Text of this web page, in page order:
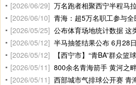
[2026/06/29] 万名跑者相聚西宁半程马
[2026/06/10] 青海：超5万名职工参与
[2026/05/25] 公布体育场地统计数据 这
[2026/05/12] 半马抽签结果公布 6月28
[2026/05/12]
【西宁市】“青BA”群众
[2026/05/11] 800余名青海箭手 黄河之
[2026/05/11] 西部城市气排球公开赛 青